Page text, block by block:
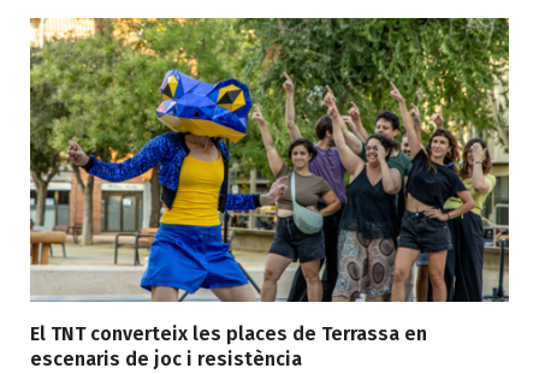
El TNT converteix les places de Terrassa en
escenaris de joc i resistència